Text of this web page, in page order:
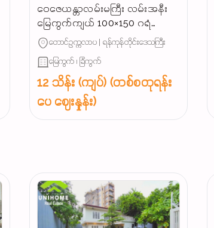
ဝေဇေယန္တာလမ်းမကြီး လမ်းအနီး
မြေကွက်ကျယ် 100×150 ဂရံ
လုပ်ငန်းသင့်မြေကွက်ရောင်းမည်
တောင်ဥက္ကလာပ | ရန်ကုန်တိုင်းဒေသကြီး
မြေကွက် ၊ ခြံကွက်
12 သိန်း (ကျပ်) (တစ်စတုရန်း
ပေ ဈေးနှုန်း)